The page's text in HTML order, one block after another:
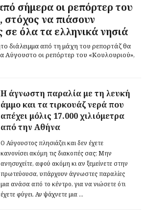
σήμερα οι ρεπόρτερ του
στόχος να πιάσουν
όλα τα ελληνικά νησιά
διάλειμμα από τη μάχη του ρεπορτάζ θα
Αύγουστο οι ρεπόρτερ του «Κουλουριού»,
Η άγνωστη παραλία με τη λευκή
άμμο και τα τιρκουάζ νερά που
απέχει μόλις 17.000 χιλιόμετρα
από την Αθήνα
Ο Αύγουστος πλησιάζει και δεν έχετε
κανονίσει ακόμη τις διακοπές σας; Μην
ανησυχείτε, αφού ακόμη κι αν ξεμείνετε στην
πρωτεύουσα, υπάρχουν άγνωστες παραλίες
μια ανάσα από το κέντρο, για να νιώσετε ότι
έχετε φύγει. Αν ψάχνετε μια ...